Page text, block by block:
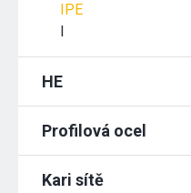
IPE
I
HE
Profilová ocel
Kari sítě